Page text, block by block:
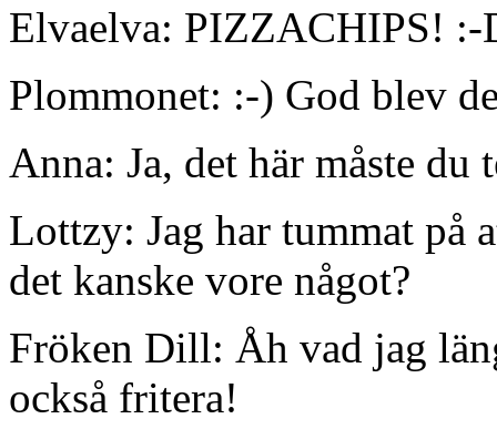
Elvaelva: PIZZACHIPS! :-
Plommonet: :-) God blev
Anna: Ja, det här måste du
Lottzy: Jag har tummat på
det kanske vore något?
Fröken Dill: Åh vad jag
också fritera!